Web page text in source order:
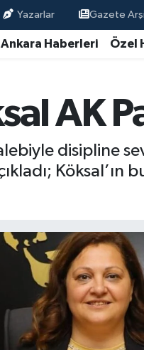
Yazarlar Gazete
Ankara Haberleri Özel
AK
disipline